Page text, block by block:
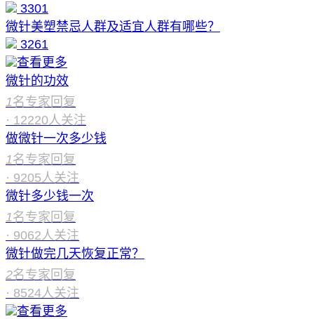
3301
微针美塑禁忌人群及适宜人群有哪些？
3261
查看更多
微针的功效
1名专家回复
· 12220 人关注
做微针一次多少钱
1名专家回复
· 9205 人关注
微针多少钱一次
1名专家回复
· 9062 人关注
微针做完几天恢复正常？
2名专家回复
· 8524人关注
查看更多